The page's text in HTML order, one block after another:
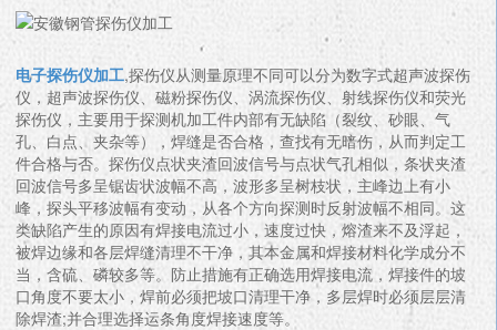
电子探伤仪加工,探伤仪从测量原理不同可以分为数字式超声波探伤
仪，超声波探伤仪、磁粉探伤仪、涡流探伤仪、射线探伤仪和荧光
探伤仪，主要用于探测机加工件内部有无缺陷（裂纹、砂眼、气
孔、白点、夹杂等），焊缝是否合格，查找有无暗伤，从而判定工
件合格与否。探伤仪点状夹渣回波信号与点状气孔相似，条状夹渣
回波信号多呈锯齿状波幅不高，波形多呈树枝状，主峰边上有小
峰，探头平移波幅有变动，从各个方向探测时反射波幅不相同。这
类缺陷产生的原因有焊接电流过小，速度过快，熔渣来不及浮起，
被焊边缘和各层焊缝清理不干净，其本金属和焊接材料化学成分不
当，含硫、磷较多等。防止措施有正确选用焊接电流，焊接件的坡
口角度不要太小，焊前必须把坡口清理干净，多层焊时必须层层清
除焊渣;并合理选择运条角度焊接速度等。